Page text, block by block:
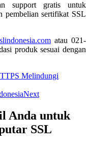
support gratis untuk
pembelian sertifikat SSL
atau 021-
produk sesuai dengan
Melindungi
Next
Anda untuk
SSL